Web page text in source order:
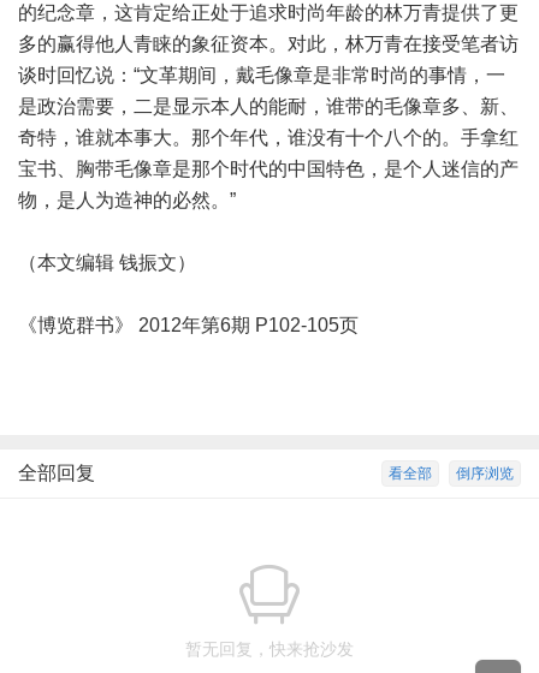
的纪念章，这肯定给正处于追求时尚年龄的林万青提供了更
多的赢得他人青睐的象征资本。对此，林万青在接受笔者访
谈时回忆说：“文革期间，戴毛像章是非常时尚的事情，一
是政治需要，二是显示本人的能耐，谁带的毛像章多、新、
奇特，谁就本事大。那个年代，谁没有十个八个的。手拿红
宝书、胸带毛像章是那个时代的中国特色，是个人迷信的产
物，是人为造神的必然。”
（本文编辑 钱振文）
《博览群书》 2012年第6期 P102-105页
倒序浏览
看全部
全部回复
暂无回复，快来抢沙发